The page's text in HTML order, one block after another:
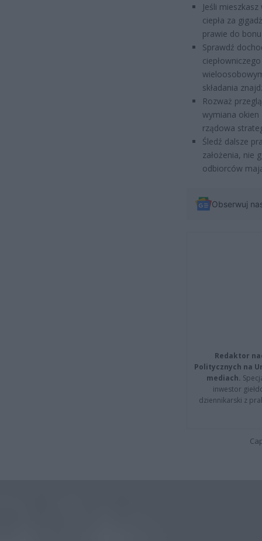
Jeśli
ciepła za
prawie do
Sprawdź
składania
Rozważ
wymiana okien
rządowa
Śledź dalsze
założenia, nie
odbiorców
Obserwuj
Redaktor
Politycznych na
mediach.
inwestor
dziennikarski z